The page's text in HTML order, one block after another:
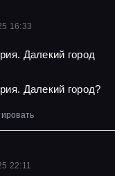
16:33
Далекий город
Далекий город?
22:11